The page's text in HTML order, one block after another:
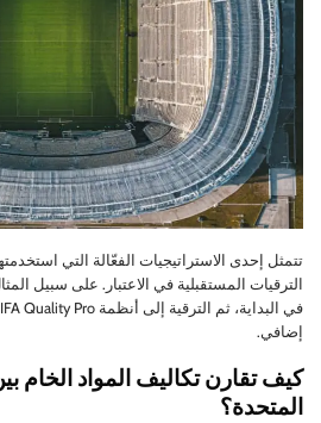
تتمثل إحدى الاستراتيجيات الفعّالة التي
الترقيات المستقبلية في الاعتبار. على سبيل
إضافي.
كيف تقارن تكاليف المواد الخام
المتحدة؟